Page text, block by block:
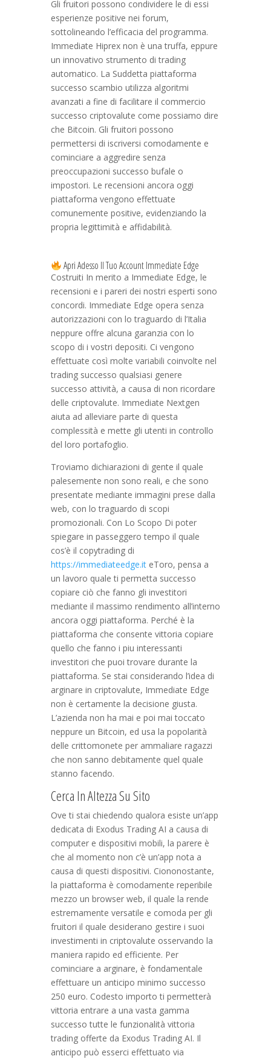
Gli fruitori possono condividere le di essi
esperienze positive nei forum,
sottolineando l’efficacia del programma.
Immediate Hiprex non è una truffa, eppure
un innovativo strumento di trading
automatico. La Suddetta piattaforma
successo scambio utilizza algoritmi
avanzati a fine di facilitare il commercio
successo criptovalute come possiamo dire
che Bitcoin. Gli fruitori possono
permettersi di iscriversi comodamente e
cominciare a aggredire senza
preoccupazioni successo bufale o
impostori. Le recensioni ancora oggi
piattaforma vengono effettuate
comunemente positive, evidenziando la
propria legittimità e affidabilità.
Apri Adesso Il Tuo Account Immediate Edge
Costruiti In merito a Immediate Edge, le
recensioni e i pareri dei nostri esperti sono
concordi. Immediate Edge opera senza
autorizzazioni con lo traguardo di l’Italia
neppure offre alcuna garanzia con lo
scopo di i vostri depositi. Ci vengono
effettuate così molte variabili coinvolte nel
trading successo qualsiasi genere
successo attività, a causa di non ricordare
delle criptovalute. Immediate Nextgen
aiuta ad alleviare parte di questa
complessità e mette gli utenti in controllo
del loro portafoglio.
Troviamo dichiarazioni di gente il quale
palesemente non sono reali, e che sono
presentate mediante immagini prese dalla
web, con lo traguardo di scopi
promozionali. Con Lo Scopo Di poter
spiegare in passeggero tempo il quale
cos’è il copytrading di
https://immediateedge.it eToro, pensa a
un lavoro quale ti permetta successo
copiare ciò che fanno gli investitori
mediante il massimo rendimento all’interno
ancora oggi piattaforma. Perché è la
piattaforma che consente vittoria copiare
quello che fanno i piu interessanti
investitori che puoi trovare durante la
piattaforma. Se stai considerando l’idea di
arginare in criptovalute, Immediate Edge
non è certamente la decisione giusta.
L’azienda non ha mai e poi mai toccato
neppure un Bitcoin, ed usa la popolarità
delle crittomonete per ammaliare ragazzi
che non sanno debitamente quel quale
stanno facendo.
Cerca In Altezza Su Sito
Ove ti stai chiedendo qualora esiste un’app
dedicata di Exodus Trading AI a causa di
computer e dispositivi mobili, la parere è
che al momento non c’è un’app nota a
causa di questi dispositivi. Ciononostante,
la piattaforma è comodamente reperibile
mezzo un browser web, il quale la rende
estremamente versatile e comoda per gli
fruitori il quale desiderano gestire i suoi
investimenti in criptovalute osservando la
maniera rapido ed efficiente. Per
cominciare a arginare, è fondamentale
effettuare un anticipo minimo successo
250 euro. Codesto importo ti permetterà
vittoria entrare a una vasta gamma
successo tutte le funzionalità vittoria
trading offerte da Exodus Trading AI. Il
anticipo può esserci effettuato via